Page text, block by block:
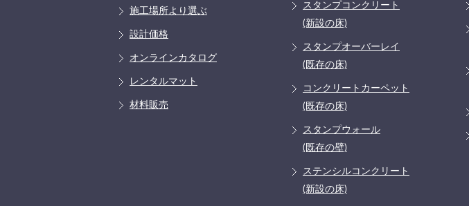
施工場所より選ぶ
設計価格
オンラインカタログ
レンタルマット
材料販売
スタンプコンクリート
(新設の床)
スタンプオーバーレイ
(既存の床)
コンクリートカーペット
(既存の床)
スタンプウォール
(既存の壁)
ステンシルコンクリート
(新設の床)